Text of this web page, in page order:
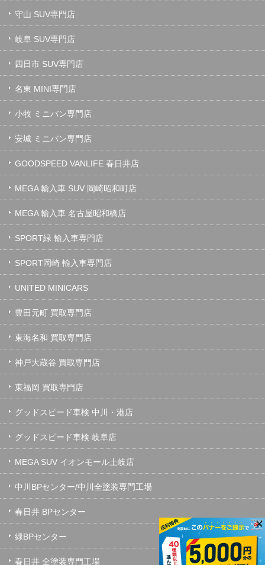
守山 SUV専門店
岐阜 SUV専門店
四日市 SUV専門店
名東 MINI専門店
小牧 ミニバン専門店
安城 ミニバン専門店
GOODSPEED VANLIFE 春日井店
MEGA 輸入車 SUV 岡崎昭和町店
MEGA 輸入車 名古屋昭和橋店
SPORT緑 輸入車専門店
SPORT岡崎 輸入車専門店
UNITED MINICARS
豊田元町 買取専門店
東海名和 買取専門店
神戸大蔵谷 買取専門店
東福岡 買取専門店
グッドスピード車検 中川・港店
グッドスピード車検 岐阜店
MEGA SUV イオンモール土岐店
中川BPセンター/中川全塗装専門工場
春日井 BPセンター
緑BPセンター
春日井 全塗装専門工場
×